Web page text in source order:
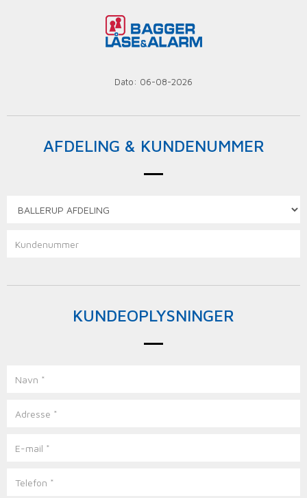
Dato: 06-08-2026
AFDELING & KUNDENUMMER
KUNDEOPLYSNINGER